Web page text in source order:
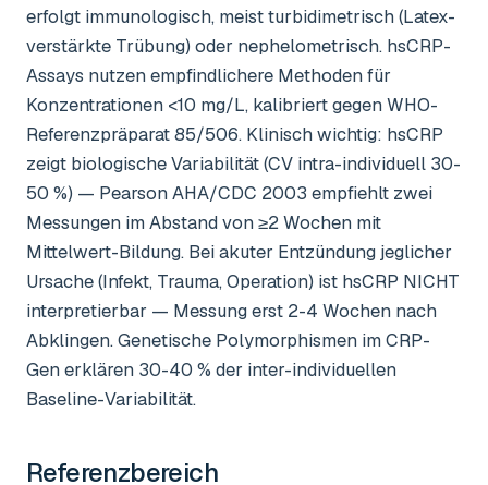
erfolgt immunologisch, meist turbidimetrisch (Latex-
verstärkte Trübung) oder nephelometrisch. hsCRP-
Assays nutzen empfindlichere Methoden für
Konzentrationen <10 mg/L, kalibriert gegen WHO-
Referenzpräparat 85/506. Klinisch wichtig: hsCRP
zeigt biologische Variabilität (CV intra-individuell 30-
50 %) — Pearson AHA/CDC 2003 empfiehlt zwei
Messungen im Abstand von ≥2 Wochen mit
Mittelwert-Bildung. Bei akuter Entzündung jeglicher
Ursache (Infekt, Trauma, Operation) ist hsCRP NICHT
interpretierbar — Messung erst 2-4 Wochen nach
Abklingen. Genetische Polymorphismen im CRP-
Gen erklären 30-40 % der inter-individuellen
Baseline-Variabilität.
Referenzbereich